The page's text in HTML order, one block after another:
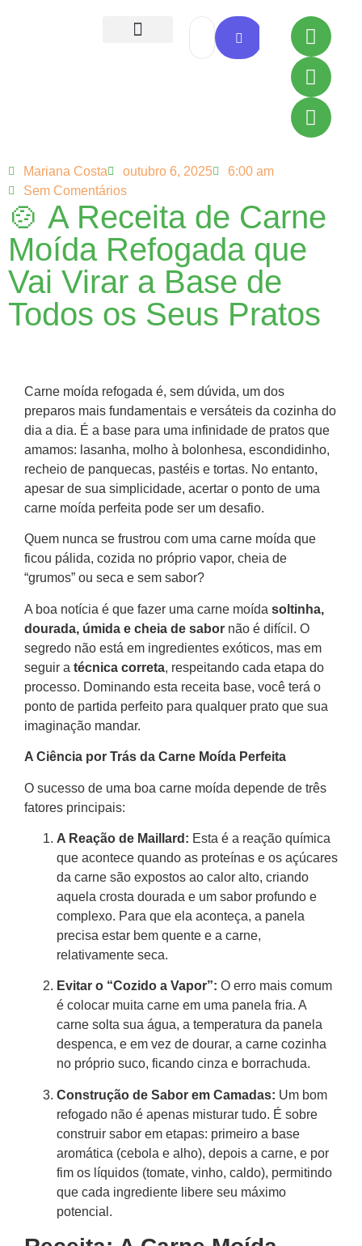
Mariana Costa outubro 6, 2025
6:00 am
Sem Comentários
🍲 A Receita de Carne
Moída Refogada que
Vai Virar a Base de
Todos os Seus Pratos
Carne moída refogada é, sem dúvida, um dos
preparos mais fundamentais e versáteis da cozinha do
dia a dia. É a base para uma infinidade de pratos que
amamos: lasanha, molho à bolonhesa, escondidinho,
recheio de panquecas, pastéis e tortas. No entanto,
apesar de sua simplicidade, acertar o ponto de uma
carne moída perfeita pode ser um desafio.
Quem nunca se frustrou com uma carne moída que
ficou pálida, cozida no próprio vapor, cheia de
“grumos” ou seca e sem sabor?
A boa notícia é que fazer uma carne moída soltinha,
dourada, úmida e cheia de sabor não é difícil. O
segredo não está em ingredientes exóticos, mas em
seguir a técnica correta, respeitando cada etapa do
processo. Dominando esta receita base, você terá o
ponto de partida perfeito para qualquer prato que sua
imaginação mandar.
A Ciência por Trás da Carne Moída Perfeita
O sucesso de uma boa carne moída depende de três
fatores principais:
A Reação de Maillard: Esta é a reação química
que acontece quando as proteínas e os açúcares
da carne são expostos ao calor alto, criando
aquela crosta dourada e um sabor profundo e
complexo. Para que ela aconteça, a panela
precisa estar bem quente e a carne,
relativamente seca.
Evitar o “Cozido a Vapor”: O erro mais comum
é colocar muita carne em uma panela fria. A
carne solta sua água, a temperatura da panela
despenca, e em vez de dourar, a carne cozinha
no próprio suco, ficando cinza e borrachuda.
Construção de Sabor em Camadas: Um bom
refogado não é apenas misturar tudo. É sobre
construir sabor em etapas: primeiro a base
aromática (cebola e alho), depois a carne, e por
fim os líquidos (tomate, vinho, caldo), permitindo
que cada ingrediente libere seu máximo
potencial.